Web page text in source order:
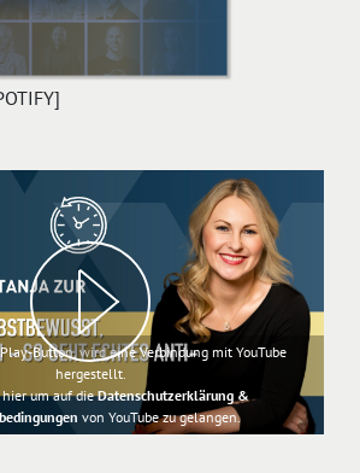
Button, wird eine Verbindung mit YouTube
hergestellt.
hier um auf dieDatenschutzerklärung &
von YouTube zu gelangen.